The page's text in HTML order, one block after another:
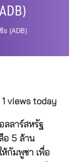
ย (ADB)
1 views today
ลลาร์สหรัฐ
อ 5 ล้าน
กัมพูชา เพื่อ